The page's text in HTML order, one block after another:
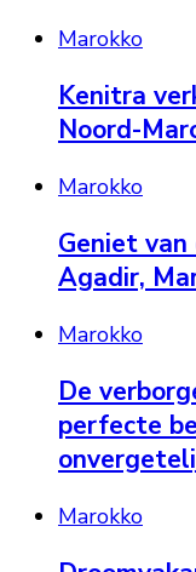
Marokko
Kenitra
Noord-
Marokko
Geniet
Agadir,
Marokko
De
perfecte
Marokko